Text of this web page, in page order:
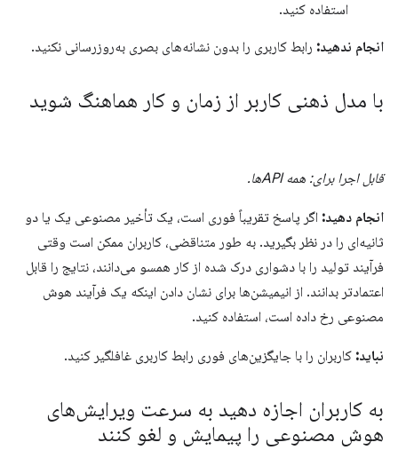
استفاده کنید.
انجام ندهید: رابط کاربری را بدون نشانه‌های بصری به‌روزرسانی نکنید.
با مدل ذهنی کاربر از زمان و کار هماهنگ شوید
قابل اجرا برای: همه APIها.
انجام دهید: اگر پاسخ تقریباً فوری است، یک تأخیر مصنوعی یک یا دو
ثانیه‌ای را در نظر بگیرید. به طور متناقضی، کاربران ممکن است وقتی
فرآیند تولید را با دشواری درک شده از کار همسو می‌دانند، نتایج را قابل
اعتمادتر بدانند. از انیمیشن‌ها برای نشان دادن اینکه یک فرآیند هوش
مصنوعی رخ داده است، استفاده کنید.
نباید: کاربران را با جایگزین‌های فوری رابط کاربری غافلگیر کنید.
به کاربران اجازه دهید به سرعت ویرایش‌های
هوش مصنوعی را پیمایش و لغو کنند